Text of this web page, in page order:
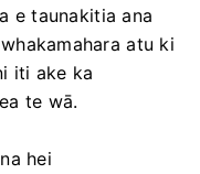
e taunakitia ana
atu ki
iti ake ka
te wā.
hei